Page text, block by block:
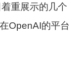
重展示的几个
OpenAI的平台